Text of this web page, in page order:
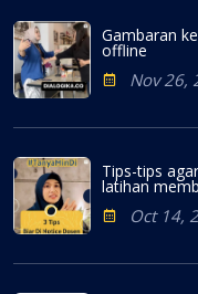
Gambaran
offline
Nov 26,
Tips-tips
latihan
Oct 14,